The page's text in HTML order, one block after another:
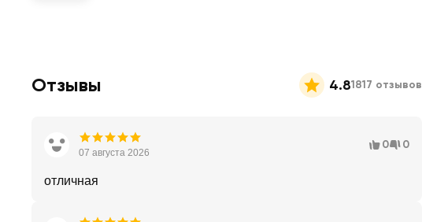
Отзывы 4.81817 отзывов
07 августа 2026
0 0
отличная